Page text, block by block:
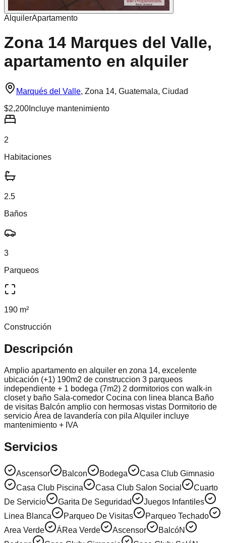
AlquilerApartamento
Zona 14 Marques del Valle,
apartamento en alquiler
Marqués del Valle, Zona 14, Guatemala, Ciudad
$2,200 Incluye mantenimiento
2
Habitaciones
2.5
Baños
3
Parqueos
190 m²
Construcción
Descripción
Amplio apartamento en alquiler en zona 14, excelente
ubicación (+1) 190m2 de construccion 3 parqueos
independiente + 1 bodega (7m2) 2 dormitorios con walk-in
closet y baño Sala-comedor Cocina con linea blanca Baño
de visitas Balcón amplio con hermosas vistas Dormitorio de
servicio Área de lavandería con pila Alquiler incluye
mantenimiento + IVA
Servicios
Ascensor Balcon Bodega
Casa Club Gimnasio
Casa Club Piscina
Casa Club Salon Social
Cuarto
De Servicio
Garita De Seguridad
Juegos Infantiles
Linea Blanca
Parqueo De Visitas
Parqueo Techado
Area Verde
ÁRea Verde Ascensor
BalcóN